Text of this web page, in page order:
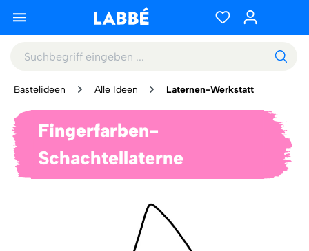
Bastelideen Alle Ideen Laternen-Werkstatt
Fingerfarben-
Schachtellaterne